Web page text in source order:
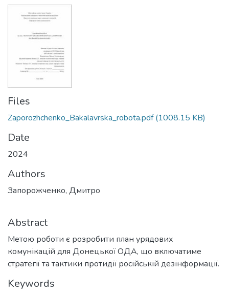
Files
Zaporozhchenko_Bakalavrska_robota.pdf(1008.15 KB)
Date
2024
Authors
Запорожченко, Дмитро
Abstract
Метою роботи є розробити план урядових
комунікацій для Донецької ОДА, що включатиме
стратегії та тактики протидії російській дезінформації.
Keywords